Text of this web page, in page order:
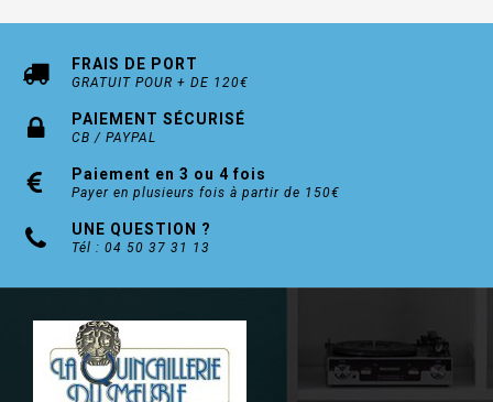
FRAIS DE PORT
GRATUIT POUR + DE 120€
PAIEMENT SÉCURISÉ
CB / PAYPAL
Paiement en 3 ou 4 fois
Payer en plusieurs fois à partir de 150€
UNE QUESTION ?
Tél : 04 50 37 31 13